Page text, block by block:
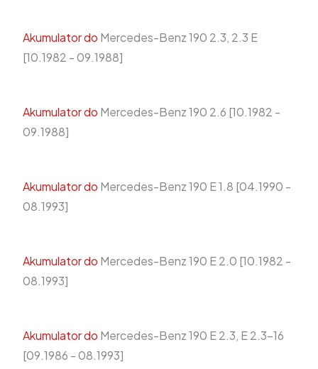
Akumulator do Mercedes-Benz 190 2.3, 2.3 E
[10.1982 - 09.1988]
Akumulator do Mercedes-Benz 190 2.6 [10.1982 -
09.1988]
Akumulator do Mercedes-Benz 190 E 1.8 [04.1990 -
08.1993]
Akumulator do Mercedes-Benz 190 E 2.0 [10.1982 -
08.1993]
Akumulator do Mercedes-Benz 190 E 2.3, E 2.3-16
[09.1986 - 08.1993]